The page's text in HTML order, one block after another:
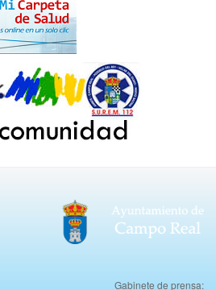
Gabinete de prensa: